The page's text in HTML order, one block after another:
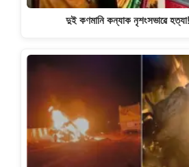
দুই কণমানি কন্যাক নৃশংসভাৱে